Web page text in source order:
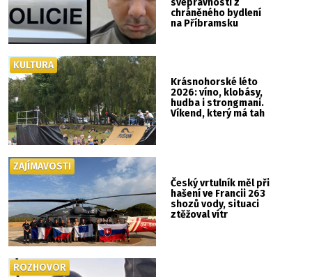
chráněného bydlení
na Příbramsku
Krásnohorské léto
2026: víno, klobásy,
hudba i strongmani.
Víkend, který má tah
KULTURA
Český vrtulník měl při
hašení ve Francii 263
shozů vody, situaci
ztěžoval vítr
ZAJÍMAVOSTI
ROZHOVOR